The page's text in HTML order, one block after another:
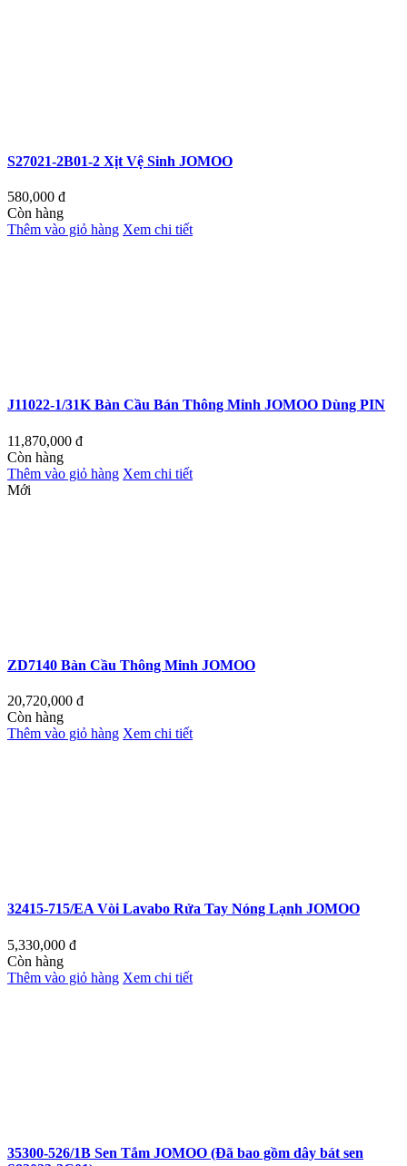
S27021-2B01-2 Xịt Vệ Sinh JOMOO
580,000 đ
Còn hàng
Thêm vào giỏ hàng Xem chi tiết
J11022-1/31K Bàn Cầu Bán Thông Minh JOMOO Dùng PIN
11,870,000 đ
Còn hàng
Thêm vào giỏ hàng Xem chi tiết
Mới
ZD7140 Bàn Cầu Thông Minh JOMOO
20,720,000 đ
Còn hàng
Thêm vào giỏ hàng Xem chi tiết
32415-715/EA Vòi Lavabo Rửa Tay Nóng Lạnh JOMOO
5,330,000 đ
Còn hàng
Thêm vào giỏ hàng Xem chi tiết
35300-526/1B Sen Tắm JOMOO (Đã bao gồm dây bát sen